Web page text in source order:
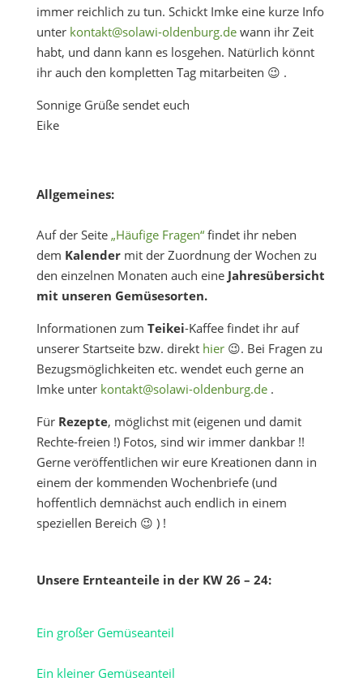
immer reichlich zu tun. Schickt Imke eine kurze Info
unter kontakt@solawi-oldenburg.dewann ihr Zeit
habt, und dann kann es losgehen. Natürlich könnt
ihr auch den kompletten Tag mitarbeiten 😉 .
Sonnige Grüße sendet euch
Eike
Allgemeines:
Auf der Seite „Häufige Fragen“findet ihr neben
dem Kalendermit der Zuordnung der Wochen zu
den einzelnen Monaten auch eine Jahresübersicht
mit unseren Gemüsesorten.
Informationen zum Teikei-Kaffee findet ihr auf
unserer Startseite bzw. direkt hier😉. Bei Fragen zu
Bezugsmöglichkeiten etc. wendet euch gerne an
Imke unter kontakt@solawi-oldenburg.de.
Für Rezepte, möglichst mit (eigenen und damit
Rechte-freien !) Fotos, sind wir immer dankbar !!
Gerne veröffentlichen wir eure Kreationen dann in
einem der kommenden Wochenbriefe (und
hoffentlich demnächst auch endlich in einem
speziellen Bereich 😉 ) !
Unsere Ernteanteile in der KW 26 – 24:
Ein großer Gemüseanteil
Ein kleiner Gemüseanteil